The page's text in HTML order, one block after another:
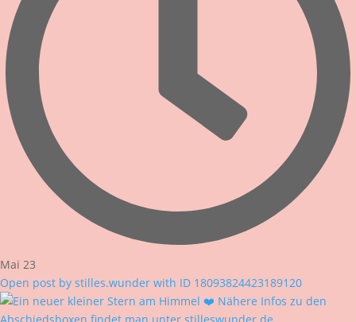
Mai 23
Open post by stilles.wunder with ID 18093824423189120